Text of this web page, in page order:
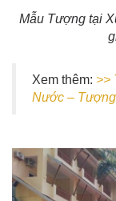
Mẫu Tượng tại
Xem thêm: >>
Nước –